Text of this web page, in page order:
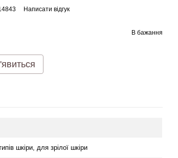
Написати відгук
В бажання
шкіри, для зрілої шкіри